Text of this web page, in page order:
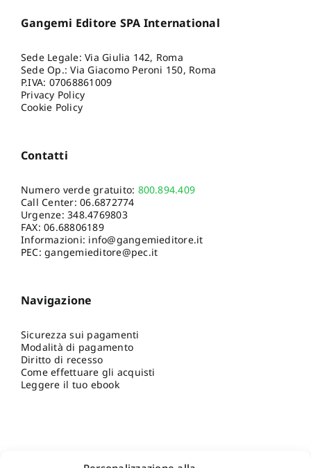
Gangemi Editore SPA International
Sede Legale: Via Giulia 142, Roma
Sede Op.: Via Giacomo Peroni 150, Roma
P.IVA: 07068861009
Privacy Policy
Cookie Policy
Contatti
Numero verde gratuito: 800.894.409
Call Center:06.6872774
Urgenze:348.4769803
FAX: 06.68806189
Informazioni: info@gangemieditore.it
PEC: gangemieditore@pec.it
Navigazione
Sicurezza sui pagamenti
Modalità di pagamento
Diritto di recesso
Come effettuare gli acquisti
Leggere il tuo ebook